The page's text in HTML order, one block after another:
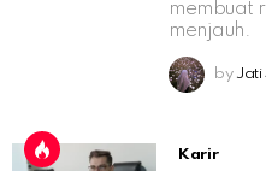
membuat
menjauh.
by Jati
Karir